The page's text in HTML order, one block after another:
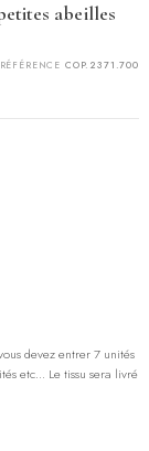
abeilles
RÉFÉRENCE COP.2371.700
devez entrer 7 unités
etc... Le tissu sera livré